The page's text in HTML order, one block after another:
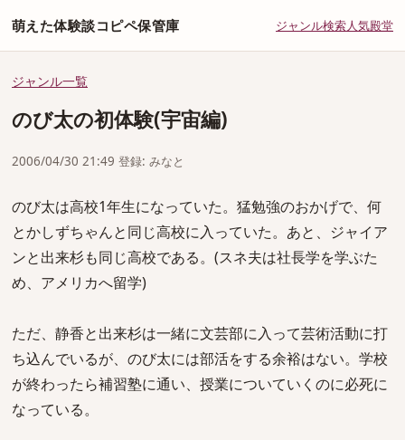
萌えた体験談コピペ保管庫 ジャンル検索人気殿堂
ジャンル一覧
のび太の初体験(宇宙編)
2006/04/30 21:49 登録: みなと
のび太は高校1年生になっていた。猛勉強のおかげで、何
とかしずちゃんと同じ高校に入っていた。あと、ジャイア
ンと出来杉も同じ高校である。(スネ夫は社長学を学ぶた
め、アメリカへ留学)
ただ、静香と出来杉は一緒に文芸部に入って芸術活動に打
ち込んでいるが、のび太には部活をする余裕はない。学校
が終わったら補習塾に通い、授業についていくのに必死に
なっている。